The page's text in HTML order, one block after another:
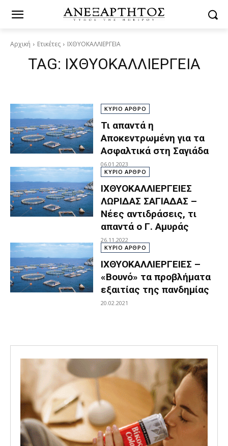
Αρχική Ετικέτες ΙΧΘΥΟΚΑΛΛΙΕΡΓΕΙΑ
TAG: ΙΧΘΥΟΚΑΛΛΙΕΡΓΕΙΑ
ΚΥΡΙΟ ΑΡΘΡΟ
Τι απαντά η
Αποκεντρωμένη για τα
Ασφαλτικά στη Σαγιάδα
06.01.2023
ΚΥΡΙΟ ΑΡΘΡΟ
ΙΧΘΥΟΚΑΛΛΙΕΡΓΕΙΕΣ
ΛΩΡΙΔΑΣ ΣΑΓΙΑΔΑΣ –
Νέες αντιδράσεις, τι
απαντά ο Γ. Αμυράς
26.11.2022
ΚΥΡΙΟ ΑΡΘΡΟ
ΙΧΘΥΟΚΑΛΛΙΕΡΓΕΙΕΣ –
«Βουνό» τα προβλήματα
εξαιτίας της πανδημίας
20.02.2021